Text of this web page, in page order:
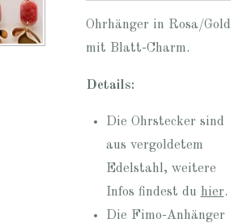
Ohrhänger in Rosa/Gold
mit Blatt-Charm.
Details:
Die Ohrstecker sind
aus vergoldetem
Edelstahl, weitere
Infos findest du hier.
Die Fimo-Anhänger